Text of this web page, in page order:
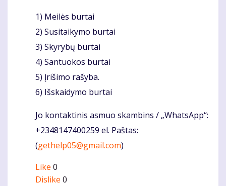
1) Meilės burtai
2) Susitaikymo burtai
3) Skyrybų burtai
4) Santuokos burtai
5) Įrišimo rašyba.
6) Išskaidymo burtai
Jo kontaktinis asmuo skambins / „WhatsApp“:
+2348147400259 el. Paštas:
(gethelp05@gmail.com)
Like 0
Dislike 0